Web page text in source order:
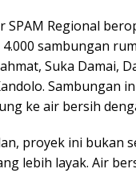
Regional
sambungan
Suka Damai,
Sambungan
ke air bersih
proyek ini bukan
lebih layak. Air